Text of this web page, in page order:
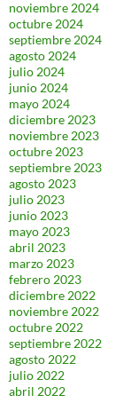
noviembre 2024
octubre 2024
septiembre 2024
agosto 2024
julio 2024
junio 2024
mayo 2024
diciembre 2023
noviembre 2023
octubre 2023
septiembre 2023
agosto 2023
julio 2023
junio 2023
mayo 2023
abril 2023
marzo 2023
febrero 2023
diciembre 2022
noviembre 2022
octubre 2022
septiembre 2022
agosto 2022
julio 2022
abril 2022